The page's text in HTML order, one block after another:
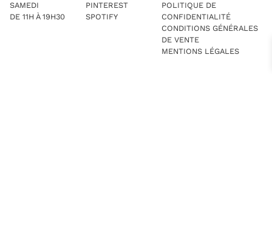
SAMEDI
DE 11H À 19H30
PINTEREST
SPOTIFY
POLITIQUE DE
CONFIDENTIALITÉ
CONDITIONS GÉNÉRALES
DE VENTE
MENTIONS LÉGALES